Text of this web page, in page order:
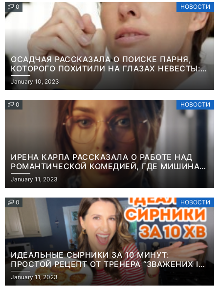
0 НОВОСТИ
ОСАДЧАЯ РАССКАЗАЛА О ПОИСКЕ ПАРНЯ,
КОТОРОГО ПОХИТИЛИ НА ГЛАЗАХ НЕВЕСТЫ:
“ОН ВЕСЬ УДАР ПРИНЯЛ НА СЕБЯ”
January 10, 2023
0 НОВОСТИ
ИРЕНА КАРПА РАССКАЗАЛА О РАБОТЕ НАД
РОМАНТИЧЕСКОЙ КОМЕДИЕЙ, ГДЕ МИШИНА В
РОЛИ МАТЕРИ-ОДИНОЧКИ
January 11, 2023
0 НОВОСТИ
ИДЕАЛЬНЫЕ СЫРНИКИ ЗА 10 МИНУТ:
ПРОСТОЙ РЕЦЕПТ ОТ ТРЕНЕРА “ЗВАЖЕНИХ І
ЩАСЛИВИХ” АНИТЫ ЛУЦЕНКО
January 11, 2023